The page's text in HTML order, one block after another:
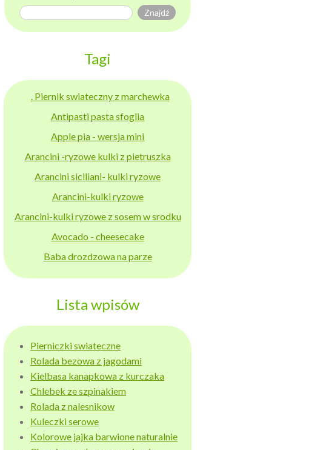
Tagi
. Piernik swiateczny z marchewka
Antipasti pasta sfoglia
Apple pia - wersja mini
Arancini -ryzowe kulki z pietruszka
Arancini siciliani- kulki ryzowe
Arancini-kulki ryzowe
Arancini-kulki ryzowe z sosem w srodku
Avocado - cheesecake
Baba drozdzowa na parze
Lista wpisów
Pierniczki swiateczne
Rolada bezowa z jagodami
Kielbasa kanapkowa z kurczaka
Chlebek ze szpinakiem
Rolada z nalesnikow
Kuleczki serowe
Kolorowe jajka barwione naturalnie